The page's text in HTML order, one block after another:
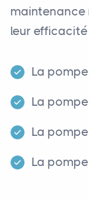
maintenance
leur
La
La
La
La